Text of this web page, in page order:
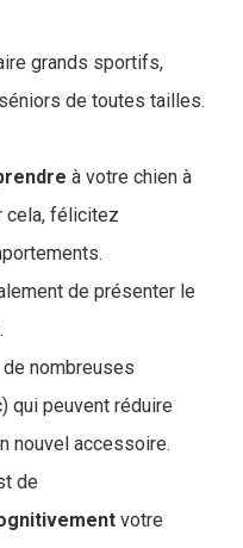
grands sportifs,
de toutes tailles.
à votre chien à
cela, félicitez
de présenter le
nombreuses
qui peuvent réduire
nouvel accessoire.
de
votre